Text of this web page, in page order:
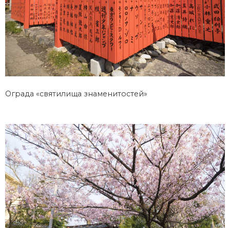
Ограда «святилища знаменитостей»